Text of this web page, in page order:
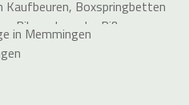
Kaufbeuren, Boxspringbetten
Biberach an der Riß
Memmingen,Holzbett Biberach
in Memmingen